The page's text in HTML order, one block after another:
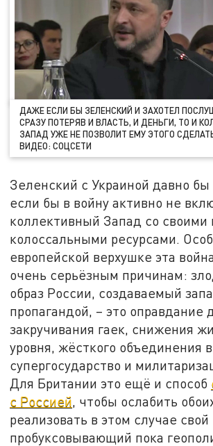
ДАЖЕ ЕСЛИ БЫ ЗЕЛЕНСКИЙ И ЗАХОТЕЛ
СРАЗУ ПОТЕРЯВ И ВЛАСТЬ, И ДЕНЬГИ, ТО И
ЗАПАД УЖЕ НЕ ПОЗВОЛИТ ЕМУ ЭТОГО
ВИДЕО: СОЦСЕТИ
Зеленский с Украиной давно бы
если бы в войну активно не
коллективный Запад со своими
колоссальными ресурсами.
европейской верхушке эта
очень серьёзным причинам:
образ России, создаваемый
пропагандой, – это оправдание
закручивания гаек, снижения
уровня, жёсткого объединения в
супергосударство и
Для Британии это ещё и способ
с Россией, чтобы ослабить
реализовать в этом случае
пробуксовывающий пока